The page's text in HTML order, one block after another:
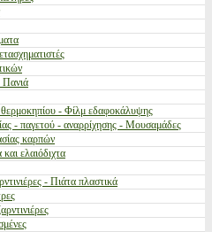
- Φίλμ εδαφοκάλυψης
- παγετού - αναρρίχησης - Μουσαμάδες
καρπών
ελαιόδιχτα
- Πιάτα πλαστικά